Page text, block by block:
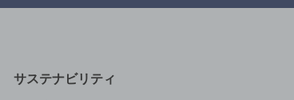
サステナビリティ